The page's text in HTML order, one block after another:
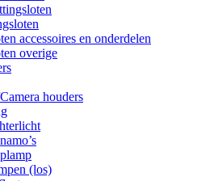
accessoires en onderdelen
overige
houders
(los)